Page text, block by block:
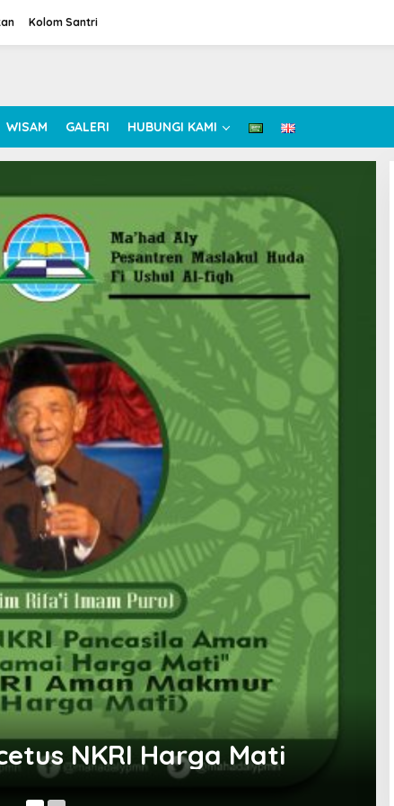
Kolom Santri
WISAM GALERI HUBUNGI KAMI
Suluk Kiai Sahal